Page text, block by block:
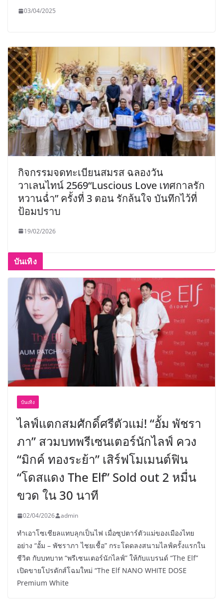
03/04/2025
กิจกรรมจดทะเบียนสมรส ฉลองวัน
วาเลนไทน์ 2569“Luscious Love เทศกาลรัก
หวานฉ่ำ” ครั้งที่ 3 ตอน รักล้นใจ บันทึกไว้ที่
ป้อมปราบ
19/02/2026
บันเทิง
บันเทิง
ไลฟ์แตกสมศักดิ์ศรีตัวแม่! “อั้ม พัชรา
ภา” สวมบทพรีเซนเตอร์นักไลฟ์ ควง
“มิกค์ ทองระย้า” เสิร์ฟโมเมนต์ฟิน
“โดสแดง The Elf” Sold out 2 หมื่น
ขวด ใน 30 นาที
02/04/2026 admin
ทำเอาโซเชียลแทบลุกเป็นไฟ เมื่อซุปตาร์ตัวแม่ของเมืองไทย
อย่าง “อั้ม – พัชราภา ไชยเชื้อ” กระโดดลงสนามไลฟ์ครั้งแรกใน
ชีวิต กับบทบาท “พรีเซนเตอร์นักไลฟ์” ให้กับแบรนด์ “The Elf”
เปิดขายโปรดักส์โฉมใหม่ “The Elf NANO WHITE DOSE
Premium White